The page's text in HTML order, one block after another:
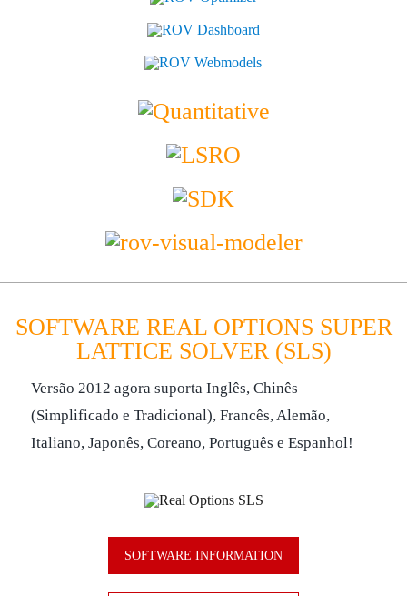
SOFTWARE REAL OPTIONS SUPER
LATTICE SOLVER (SLS)
Versão 2012 agora suporta Inglês, Chinês
(Simplificado e Tradicional), Francês, Alemão,
Italiano, Japonês, Coreano, Português e Espanhol!
SOFTWARE INFORMATION